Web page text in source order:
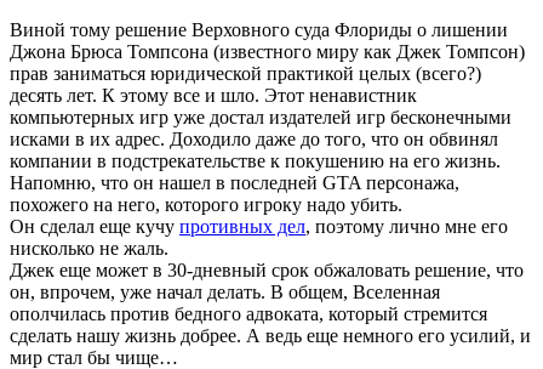
Виной тому решение Верховного суда Флориды о лишении
Джона Брюса Томпсона (известного миру как Джек Томпсон)
прав заниматься юридической практикой целых (всего?)
десять лет. К этому все и шло. Этот ненавистник
компьютерных игр уже достал издателей игр бесконечными
исками в их адрес. Доходило даже до того, что он обвинял
компании в подстрекательстве к покушению на его жизнь.
Напомню, что он нашел в последней GTA персонажа,
похожего на него, которого игроку надо убить.
Он сделал еще кучу противных дел, поэтому лично мне его
нисколько не жаль.
Джек еще может в 30-дневный срок обжаловать решение, что
он, впрочем, уже начал делать. В общем, Вселенная
ополчилась против бедного адвоката, который стремится
сделать нашу жизнь добрее. А ведь еще немного его усилий, и
мир стал бы чище…